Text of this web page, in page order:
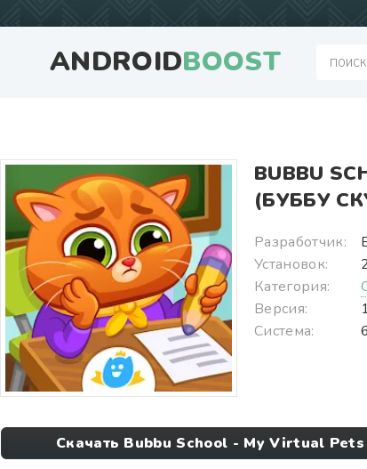
ANDROIDBOOST
BUBBU
(БУББУ
Разработчик:
Установок:
Категория:
Версия:
Система:
Скачать Bubbu School - My Virtual